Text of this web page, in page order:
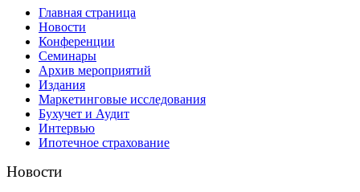
Главная страница
Новости
Конференции
Семинары
Архив мероприятий
Издания
Маркетинговые исследования
Бухучет и Аудит
Интервью
Ипотечное страхование
Новости